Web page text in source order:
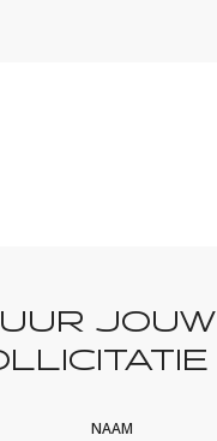
JOUW
NAAM